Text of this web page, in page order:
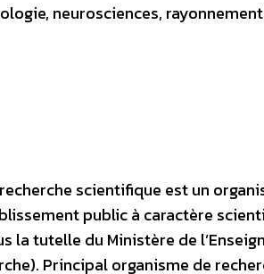
neurosciences,
scientifique est un
public à caractère
la tutelle du Ministère de
Principal organisme de